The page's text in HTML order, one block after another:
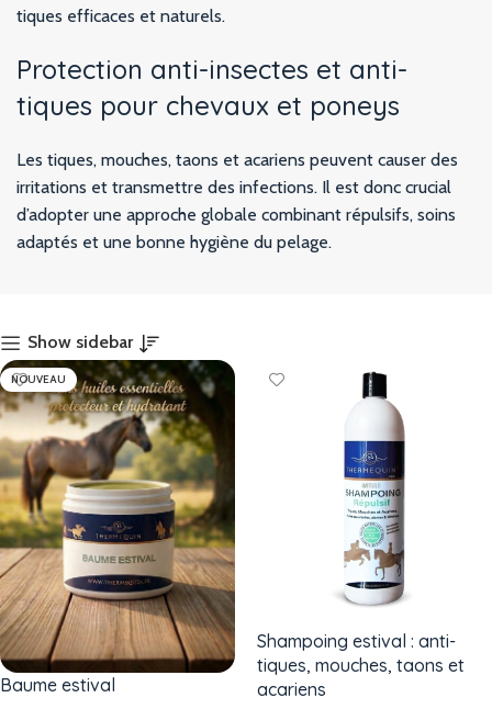
tiques efficaces et naturels.
Protection anti-insectes et anti-
tiques pour chevaux et poneys
Les tiques, mouches, taons et acariens peuvent causer des
irritations et transmettre des infections. Il est donc crucial
d’adopter une approche globale combinant répulsifs, soins
adaptés et une bonne hygiène du pelage.
Show sidebar
NOUVEAU
Baume estival
Shampoing estival : anti-
tiques, mouches, taons et
acariens